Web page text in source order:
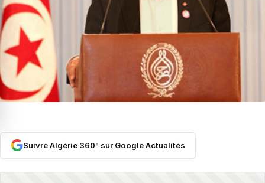
Suivre Algérie 360° sur Google Actualités